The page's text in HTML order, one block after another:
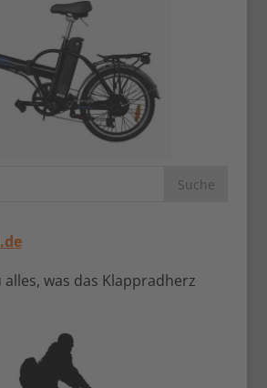
was das Klappradherz